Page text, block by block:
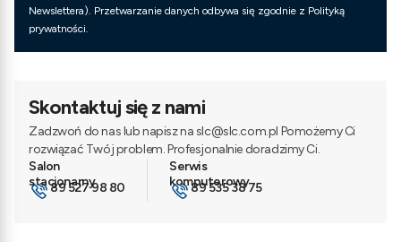
Newslettera). Przetwarzanie danych odbywa się zgodnie z Polityką
prywatności.
Skontaktuj się z nami
Zadzwoń do nas lub napisz na slc@slc.com.pl Pomożemy Ci
rozwiązać Twój problem. Profesjonalnie doradzimy Ci.
89 527 98 80 89 535 38 75